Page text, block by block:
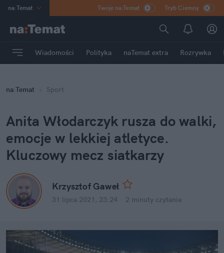
na:Temat
Poland
mama
Rozrywka
Twoje na:Temat Tryb Ciemny
Wiadomości Polityka naTemat extra Rozrywka
na:Temat Sport
Anita Włodarczyk rusza do walki,
emocje w lekkiej atletyce.
Kluczowy mecz siatkarzy
Krzysztof Gaweł
31 lipca 2021, 23:24 2 minuty czytania